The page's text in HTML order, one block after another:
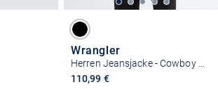
Wrangler
Herren Jeansjacke - Cowboy Cut
110,99 €